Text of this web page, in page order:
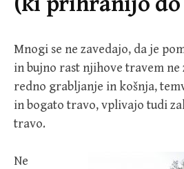
Mnogi se ne zavedajo, da je
in bujno rast njihove travem ne
redno grabljanje in košnja,
in bogato travo, vplivajo tudi
travo.
Ne